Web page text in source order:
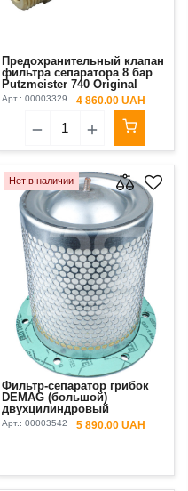
Предохранительный клапан
фильтра сепаратора 8 бар
Putzmeister 740 Original
Арт.: 00003329 4 860.00 UAH
Нет в наличии
Фильтр-сепаратор грибок
DEMAG (большой)
двухцилиндровый
Brinkmann
Арт.: 00003542 5 890.00 UAH